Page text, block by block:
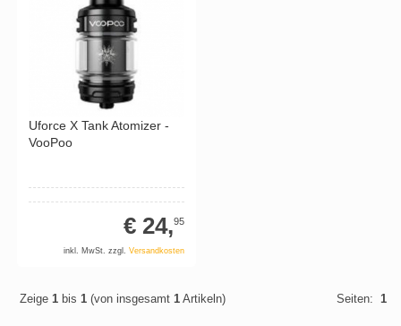
Uforce X Tank Atomizer -
VooPoo
€ 24,95
inkl. MwSt. zzgl.Versandkosten
Zeige 1 bis 1 (von insgesamt 1 Artikeln) Seiten: 1